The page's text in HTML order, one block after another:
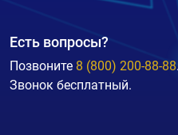
Есть вопросы?
Позвоните 8 (800) 200-88-88.
Звонок бесплатный.